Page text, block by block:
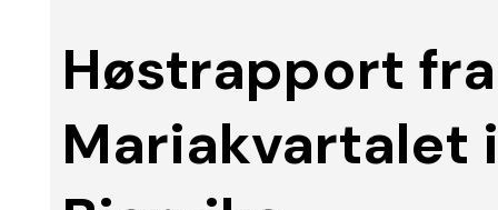
Høstrapport
Mariakvartalet